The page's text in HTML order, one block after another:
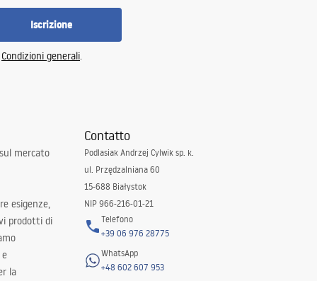
Iscrizione
Condizioni generali.
mercato
esigenze,
prodotti di
la
Contatto
Podlasiak Andrzej Cylwik sp. k.
ul. Przędzalniana 60
15-688 Białystok
NIP 966-216-01-21
Telefono
+39 06 976 28775
WhatsApp
+48 602 607 953